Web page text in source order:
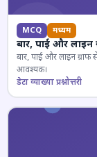
MCQ मध्यम
बार, पाई और लाइन
बार, पाई और लाइन ग्राफ
आवश्यक।
डेटा व्याख्या प्रश्नोत्तरी